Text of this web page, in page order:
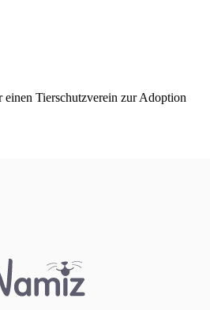
einen Tierschutzverein zur Adoption